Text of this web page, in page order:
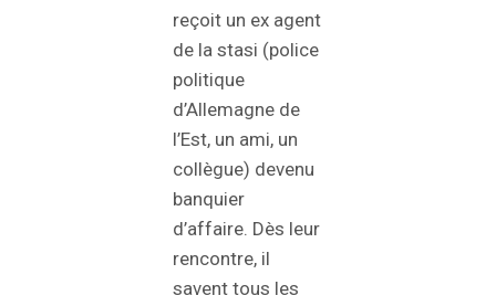
reçoit un ex agent
de la stasi (police
politique
d’Allemagne de
l’Est, un ami, un
collègue) devenu
banquier
d’affaire. Dès leur
rencontre, il
savent tous les